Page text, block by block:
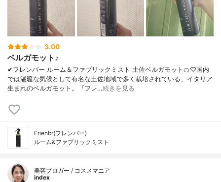
3.00
ベルガモット♪
✔︎フレンバー ルーム＆ファブリックミスト 土佐ベルガモット🍊♡国内
では温暖な気候として有名な土佐地域で多く栽培されている、イタリア
生まれのベルガモット。『フレ…続きを見る
Frienbr(フレンバー)
ルーム&ファブリックミスト
美容ブロガー / コスメマニア
index